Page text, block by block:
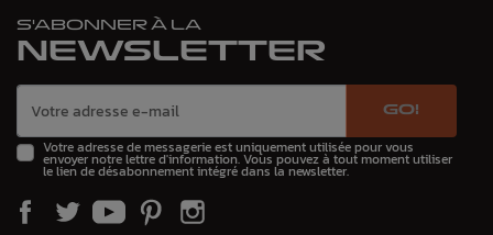
S'ABONNER À LA
NEWSLETTER
GO!
Votre adresse de messagerie est uniquement utilisée pour vous
envoyer notre lettre d'information. Vous pouvez à tout moment utiliser
le lien de désabonnement intégré dans la newsletter.